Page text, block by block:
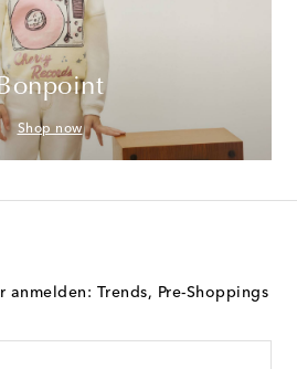
Shop now
anmelden: Trends, Pre-Shoppings